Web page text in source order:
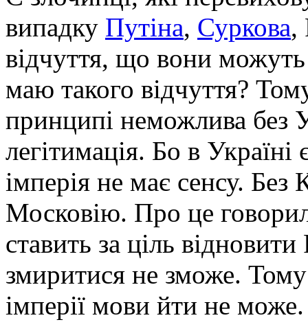
випадку Путіна, Суркова,
відчуття, що вони
маю такого відчуття?
принципі неможлива без
легітимація. Бо в
імперія не має сенсу. Без
Московію. Про це
ставить за ціль
змиритися не зможе.
імперії мови йти не може.